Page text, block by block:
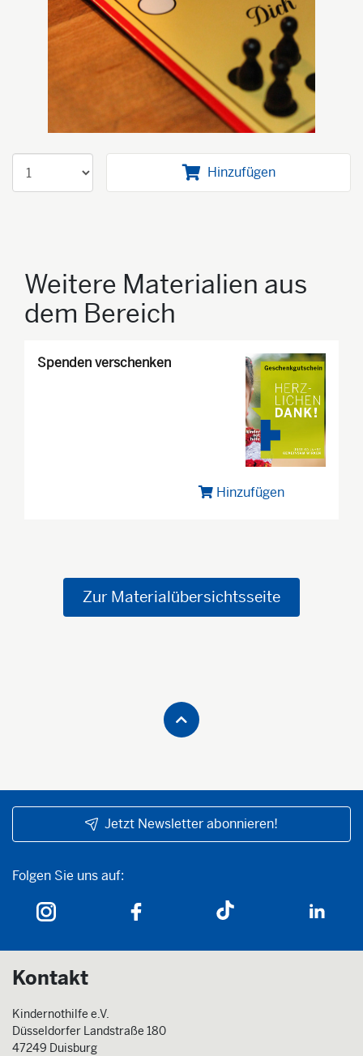
Hinzufügen
Weitere Materialien aus
dem Bereich
Spenden verschenken
Hinzufügen
Zur Materialübersichtsseite
Jetzt Newsletter abonnieren!
Folgen Sie uns auf:
Folgen Sie uns auf:
Kontakt
Kindernothilfe e.V.
Düsseldorfer Landstraße 180
47249 Duisburg